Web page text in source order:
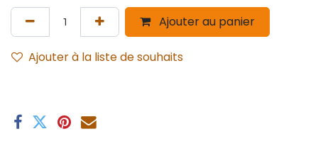
Ajouter au panier
Ajouter à la liste de souhaits